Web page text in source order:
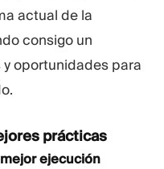
actual de la
consigo un
oportunidades para
prácticas
ejecución